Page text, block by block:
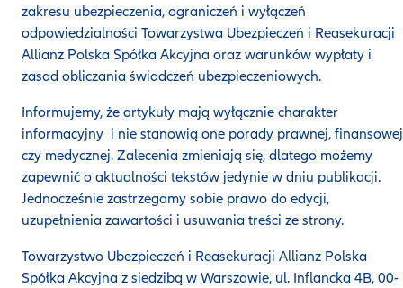
zakresu ubezpieczenia, ograniczeń i wyłączeń
odpowiedzialności Towarzystwa Ubezpieczeń i Reasekuracji
Allianz Polska Spółka Akcyjna oraz warunków wypłaty i
zasad obliczania świadczeń ubezpieczeniowych.
Informujemy, że artykuły mają wyłącznie charakter
informacyjny i nie stanowią one porady prawnej, finansowej
czy medycznej. Zalecenia zmieniają się, dlatego możemy
zapewnić o aktualności tekstów jedynie w dniu publikacji.
Jednocześnie zastrzegamy sobie prawo do edycji,
uzupełnienia zawartości i usuwania treści ze strony.
Towarzystwo Ubezpieczeń i Reasekuracji Allianz Polska
Spółka Akcyjna z siedzibą w Warszawie, ul. Inflancka 4B, 00-